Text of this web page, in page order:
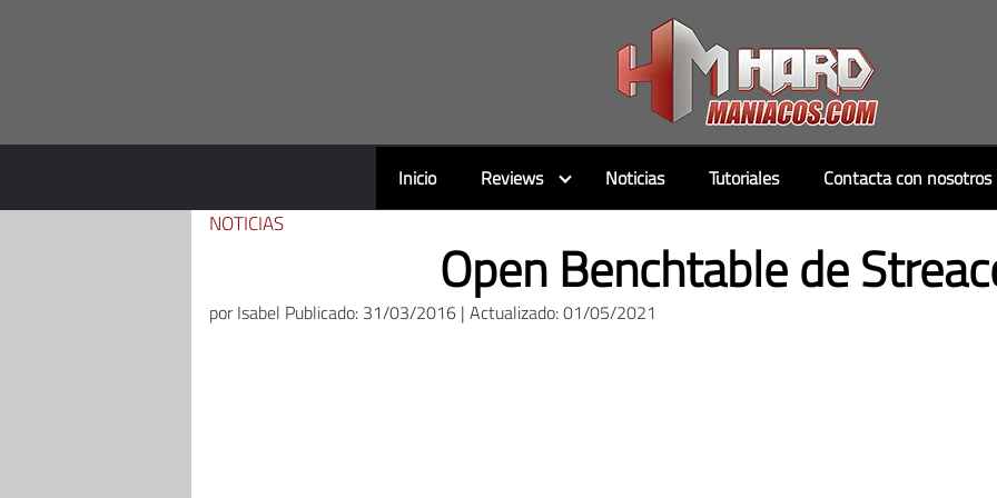
Inicio Reviews Noticias Tutoriales Contacta con nosotros
NOTICIAS
Open Benchtable de
porIsabel Publicado: 31/03/2016 | Actualizado: 01/05/2021